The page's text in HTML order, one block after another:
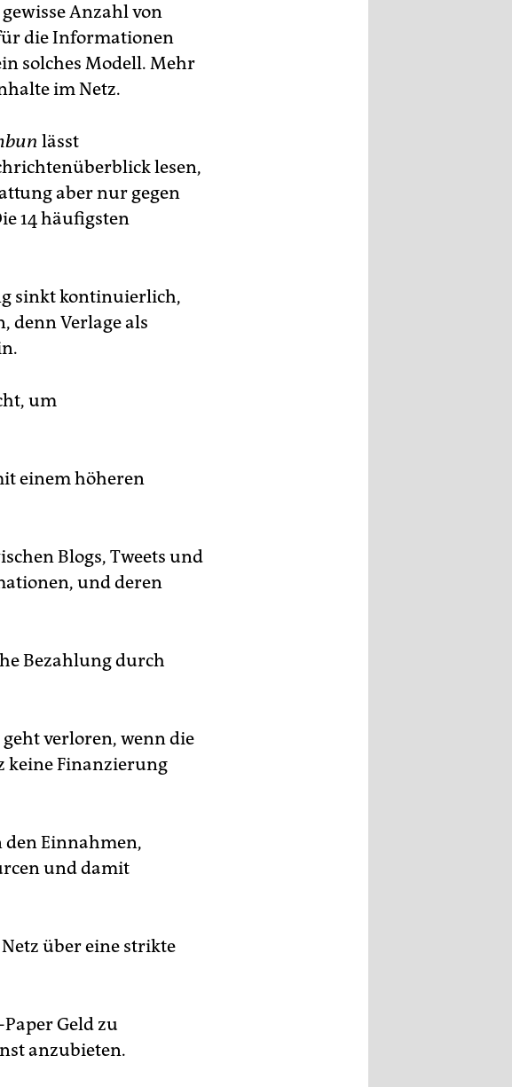
Anzahl von
die Informationen
solches Modell. Mehr
im Netz.
lässt
lesen,
aber nur gegen
14 häufigsten
sinkt kontinuierlich,
denn Verlage als
um
einem höheren
Blogs, Tweets und
und deren
Bezahlung durch
verloren, wenn die
keine Finanzierung
den Einnahmen,
und damit
über eine strikte
Geld zu
anzubieten.